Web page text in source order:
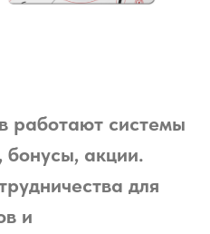
работают системы
бонусы, акции.
для
и